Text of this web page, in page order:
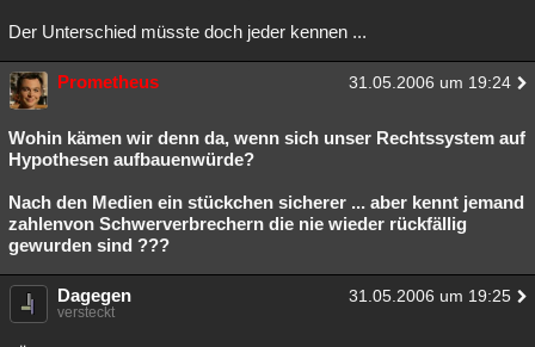
Der Unterschied müsste doch jeder kennen ...
Prometheus 31.05.2006 um 19:24
Wohin kämen wir denn da, wenn sich unser Rechtssystem auf
Hypothesen aufbauenwürde?
Nach den Medien ein stückchen sicherer ... aber kennt jemand
zahlenvon Schwerverbrechern die nie wieder rückfällig
gewurden sind ???
Dagegen 31.05.2006 um 19:25
versteckt